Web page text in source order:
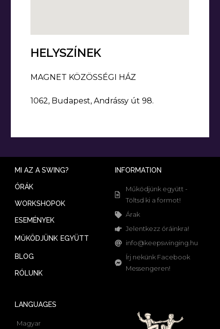
HELYSZÍNEK
MAGNET KÖZÖSSÉGI HÁZ
1062, Budapest, Andrássy út 98.
MI AZ A SWING?
ÓRÁK
WORKSHOPOK
ESEMÉNYEK
MŰKÖDJÜNK EGYÜTT
BLOG
RÓLUNK
INFORMATION
Működjünk együtt -
Töltsd ki a formot!
Árak
Jelentkezz óráinkra!
info@keepswinging.hu
Írj nekünk Facebook
Messengeren!
LANGUAGES
Magyar